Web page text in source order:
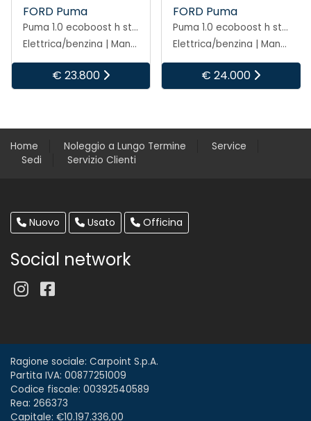
FORD Puma
Puma 1.0 ecoboost h st-line 125cv
Elettrica/benzina | Manuale
€ 23.800
FORD Puma
Puma 1.0 ecoboost h st-line 125cv
Elettrica/benzina | Manuale
€ 24.000
Home Noleggio a Lungo Termine
Service
Sedi
Servizio Clienti
Nuovo Usato Officina
Social network
Ragione sociale: Carpoint S.p.A.
Partita IVA: 00877251009
Codice fiscale: 00392540589
Rea: 266373
Capitale: €10.197.336,00